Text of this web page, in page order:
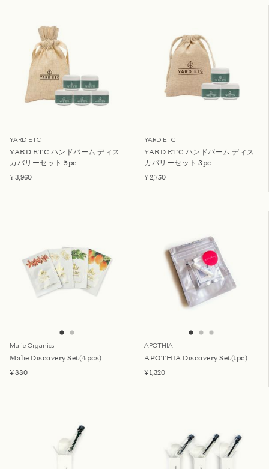
YARD ETC
YARD ETC ハンドバーム ディス
カバリーセット 5pc
¥ 3,960
YARD ETC
YARD ETC ハンドバーム ディス
カバリーセット 3pc
¥ 2,750
Malie Organics
Malie Discovery Set(4pcs)
¥ 880
APOTHIA
APOTHIA Discovery Set(1pc)
¥ 1,320